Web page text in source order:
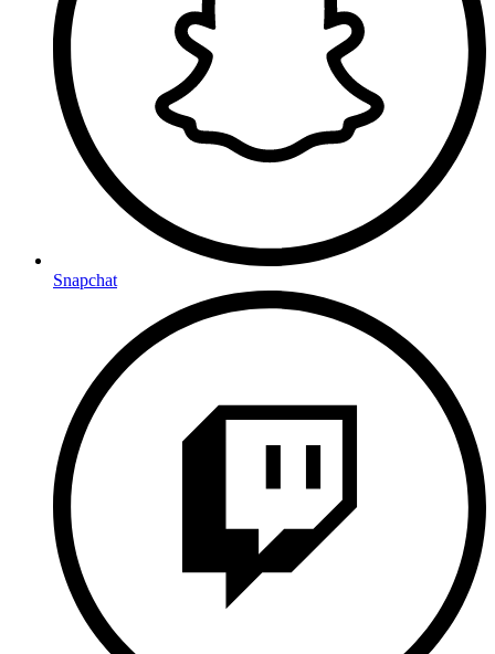
Snapchat